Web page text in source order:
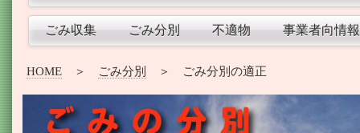
ごみ収集 ごみ分別 不適物 事業者向情報
HOME ＞ ごみ分別 ＞ ごみ分別の適正